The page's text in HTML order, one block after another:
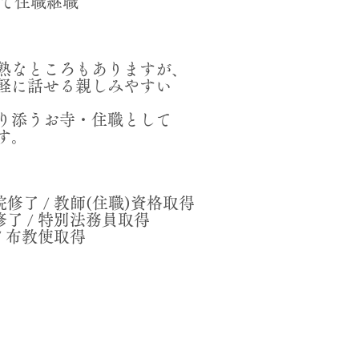
なところもありますが、
に話せる親しみやすい
添うお寺・住職として
。
修了 / 教師(住職)資格取得
了 / 特別法務員取得
布教使取得